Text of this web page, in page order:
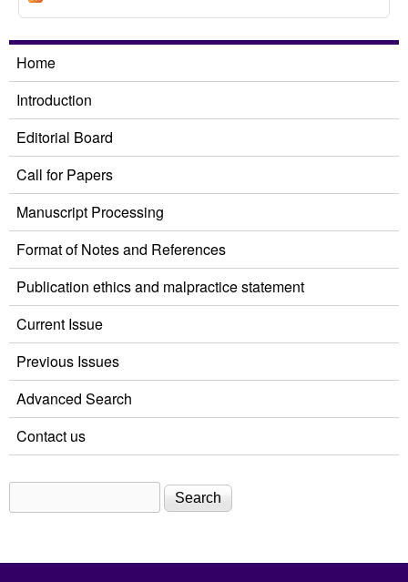
Home
Introduction
Editorial Board
Call for Papers
Manuscript Processing
Format of Notes and References
Publication ethics and malpractice statement
Current Issue
Previous Issues
Advanced Search
Contact us
Search form